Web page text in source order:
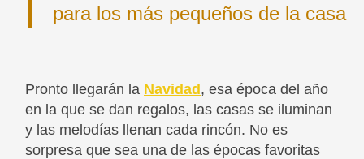
para los más pequeños de la casa
Pronto llegarán la Navidad , esa época del año
en la que se dan regalos, las casas se iluminan
y las melodías llenan cada rincón. No es
sorpresa que sea una de las épocas favoritas